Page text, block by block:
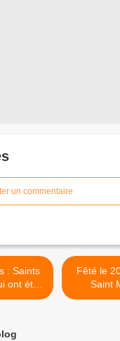
un commentaire
ont été
de Saint
Fêté le
Saint